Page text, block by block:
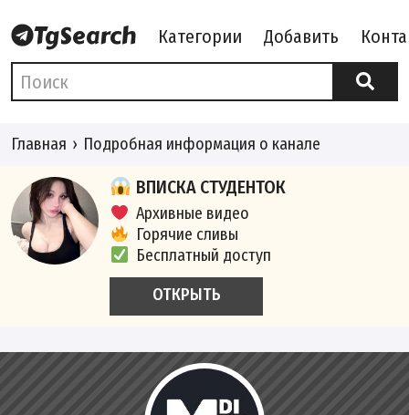
Категории Добавить
Главная Подробная информация о канале
ВПИСКА СТУДЕНТОК
Архивные видео
Горячие сливы
Бесплатный доступ
ОТКРЫТЬ